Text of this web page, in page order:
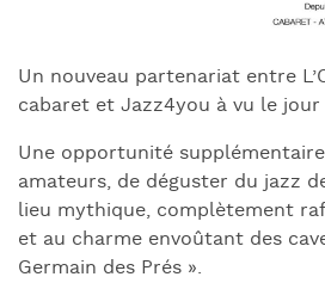
Un nouveau partenariat entre
cabaret et Jazz4you à vu le jour
Une opportunité
amateurs, de déguster du jazz
lieu mythique, complètement
et au charme envoûtant des
Germain des Prés ».